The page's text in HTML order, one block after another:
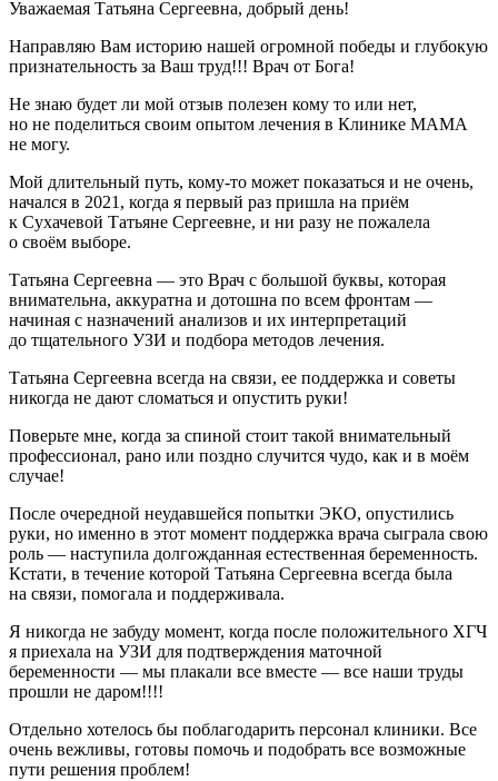
Уважаемая Татьяна Сергеевна, добрый день!
Направляю Вам историю нашей огромной победы и глубокую
признательность за Ваш труд!!! Врач от Бога!
Не знаю будет ли мой отзыв полезен кому то или нет,
но не поделиться своим опытом лечения в Клинике МАМА
не могу.
Мой длительный путь, кому-то может показаться и не очень,
начался в 2021, когда я первый раз пришла на приём
к Сухачевой Татьяне Сергеевне, и ни разу не пожалела
о своём выборе.
Татьяна Сергеевна — это Врач с большой буквы, которая
внимательна, аккуратна и дотошна по всем фронтам —
начиная с назначений анализов и их интерпретаций
до тщательного УЗИ и подбора методов лечения.
Татьяна Сергеевна всегда на связи, ее поддержка и советы
никогда не дают сломаться и опустить руки!
Поверьте мне, когда за спиной стоит такой внимательный
профессионал, рано или поздно случится чудо, как и в моём
случае!
После очередной неудавшейся попытки ЭКО, опустились
руки, но именно в этот момент поддержка врача сыграла свою
роль — наступила долгожданная естественная беременность.
Кстати, в течение которой Татьяна Сергеевна всегда была
на связи, помогала и поддерживала.
Я никогда не забуду момент, когда после положительного ХГЧ
я приехала на УЗИ для подтверждения маточной
беременности — мы плакали все вместе — все наши труды
прошли не даром!!!!
Отдельно хотелось бы поблагодарить персонал клиники. Все
очень вежливы, готовы помочь и подобрать все возможные
пути решения проблем!